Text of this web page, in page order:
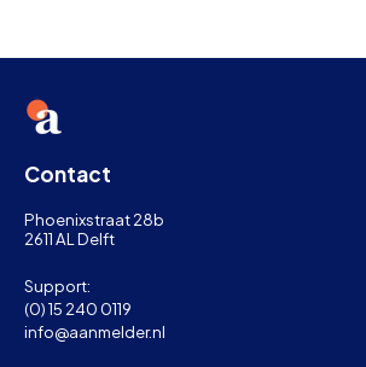
Contact
Phoenixstraat 28b
2611 AL Delft
Support:
(0) 15 240 0119
info@aanmelder.nl